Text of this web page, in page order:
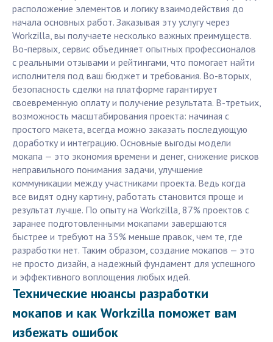
расположение элементов и логику взаимодействия до
начала основных работ. Заказывая эту услугу через
Workzilla, вы получаете несколько важных преимуществ.
Во-первых, сервис объединяет опытных профессионалов
с реальными отзывами и рейтингами, что помогает найти
исполнителя под ваш бюджет и требования. Во-вторых,
безопасность сделки на платформе гарантирует
своевременную оплату и получение результата. В-третьих,
возможность масштабирования проекта: начиная с
простого макета, всегда можно заказать последующую
доработку и интеграцию. Основные выгоды модели
мокапа — это экономия времени и денег, снижение рисков
неправильного понимания задачи, улучшение
коммуникации между участниками проекта. Ведь когда
все видят одну картину, работать становится проще и
результат лучше. По опыту на Workzilla, 87% проектов с
заранее подготовленными мокапами завершаются
быстрее и требуют на 35% меньше правок, чем те, где
разработки нет. Таким образом, создание мокапов — это
не просто дизайн, а надежный фундамент для успешного
и эффективного воплощения любых идей.
Технические нюансы разработки
мокапов и как Workzilla поможет вам
избежать ошибок